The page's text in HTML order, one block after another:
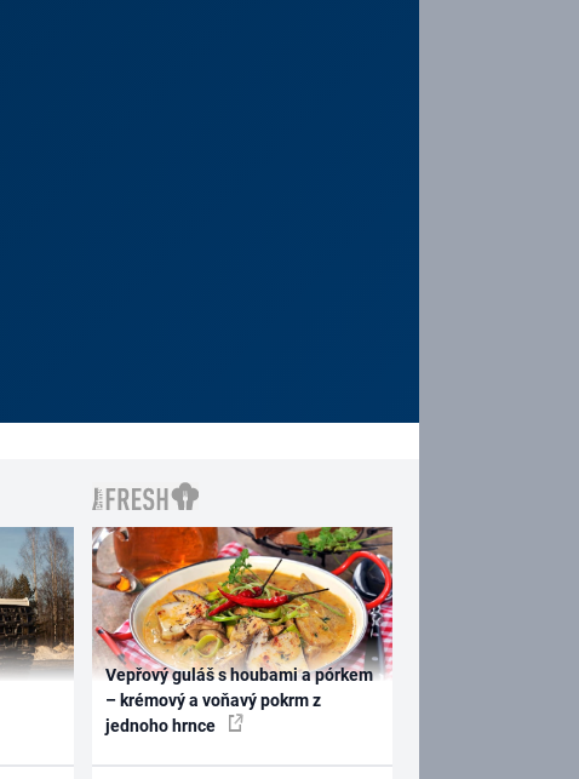
Vepřový guláš s houbami a pórkem
– krémový a voňavý pokrm z
jednoho hrnce